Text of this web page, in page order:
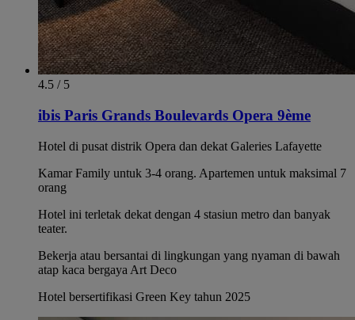
4.5 / 5
ibis Paris Grands Boulevards Opera 9ème
Hotel di pusat distrik Opera dan dekat Galeries Lafayette
Kamar Family untuk 3-4 orang. Apartemen untuk maksimal 7
orang
Hotel ini terletak dekat dengan 4 stasiun metro dan banyak
teater.
Bekerja atau bersantai di lingkungan yang nyaman di bawah
atap kaca bergaya Art Deco
Hotel bersertifikasi Green Key tahun 2025